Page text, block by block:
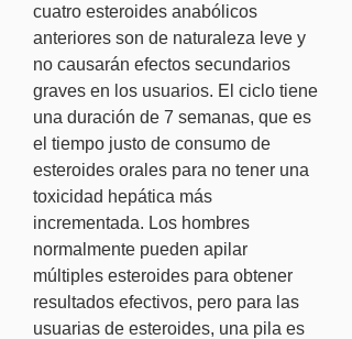
cuatro esteroides anabólicos
anteriores son de naturaleza leve y
no causarán efectos secundarios
graves en los usuarios. El ciclo tiene
una duración de 7 semanas, que es
el tiempo justo de consumo de
esteroides orales para no tener una
toxicidad hepática más
incrementada. Los hombres
normalmente pueden apilar
múltiples esteroides para obtener
resultados efectivos, pero para las
usuarias de esteroides, una pila es